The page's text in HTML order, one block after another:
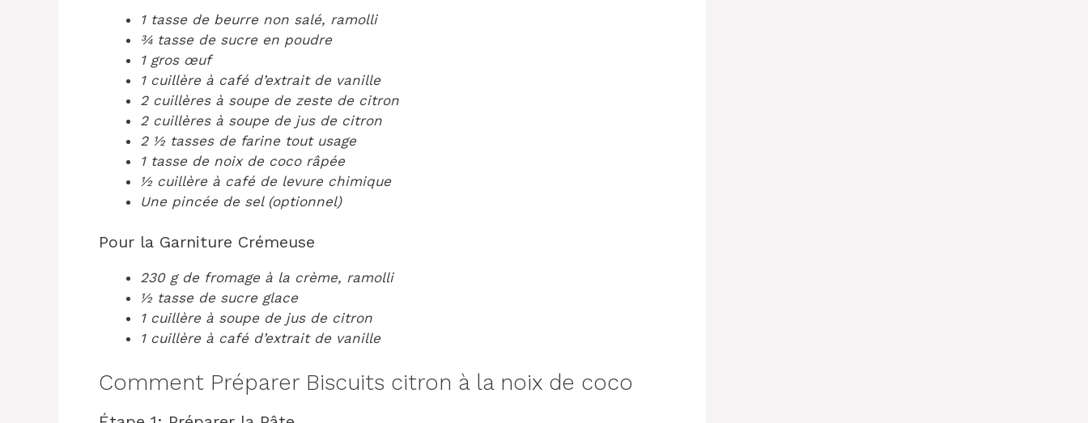
1 tasse de beurre non salé, ramolli
¾ tasse de sucre en poudre
1 gros œuf
1 cuillère à café d’extrait de vanille
2 cuillères à soupe de zeste de citron
2 cuillères à soupe de jus de citron
2 ½ tasses de farine tout usage
1 tasse de noix de coco râpée
½ cuillère à café de levure chimique
Une pincée de sel (optionnel)
Pour la Garniture Crémeuse
230 g de fromage à la crème, ramolli
½ tasse de sucre glace
1 cuillère à soupe de jus de citron
1 cuillère à café d’extrait de vanille
Comment Préparer Biscuits citron à la noix de coco